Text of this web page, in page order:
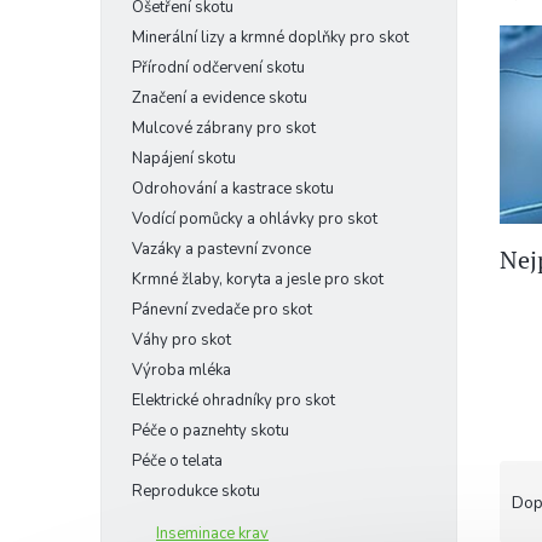
Ošetření skotu
Minerální lizy a krmné doplňky pro skot
Přírodní odčervení skotu
Značení a evidence skotu
Mulcové zábrany pro skot
Napájení skotu
Odrohování a kastrace skotu
Vodící pomůcky a ohlávky pro skot
Vazáky a pastevní zvonce
Krmné žlaby, koryta a jesle pro skot
Pánevní zvedače pro skot
Váhy pro skot
Výroba mléka
Elektrické ohradníky pro skot
Péče o paznehty skotu
Péče o telata
Reprodukce skotu
Inseminace krav